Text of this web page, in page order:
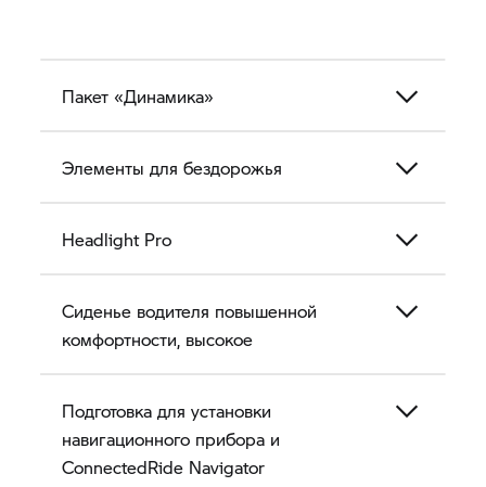
Пакет «Динамика»
Элементы для бездорожья
Headlight Pro
Сиденье водителя повышенной
комфортности, высокое
Подготовка для установки
навигационного прибора и
ConnectedRide Navigator